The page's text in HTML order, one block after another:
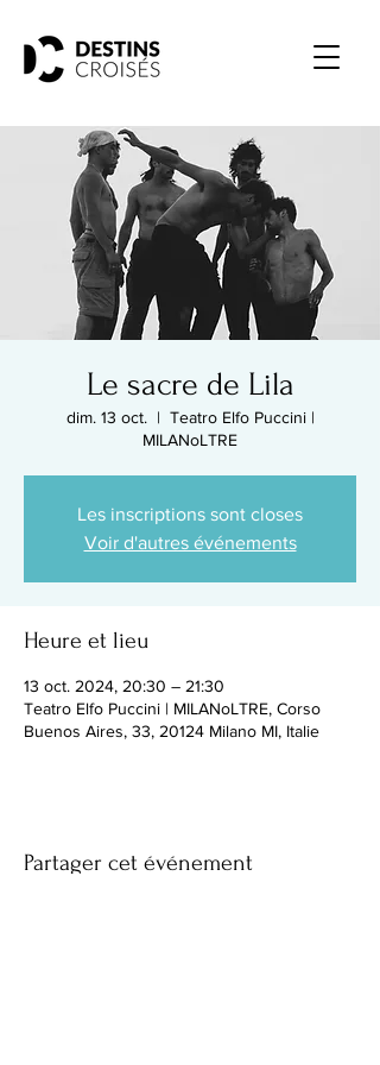
Le sacre de Lila
dim. 13 oct.
  |
Teatro Elfo Puccini |
MILANoLTRE
Les inscriptions sont closes
Voir d'autres événements
Heure et lieu
13 oct. 2024, 20:30 – 21:30
Teatro Elfo Puccini | MILANoLTRE, Corso
Buenos Aires, 33, 20124 Milano MI, Italie
Partager cet événement